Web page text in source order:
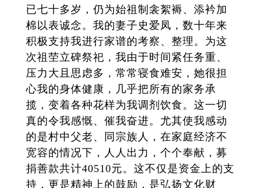
已七十多岁，仍为始祖制衾絮褥、添衿加
棉以表诚念。我的妻子史爱凤，数十年来
积极支持我进行家谱的考察、整理。为这
次祖茔立碑祭祀，我由于时间紧任务重、
压力大且思虑多，常常寝食难安，她很担
心我的身体健康，几乎把所有的家务承
揽，变着各种花样为我调剂饮食。这一切
真的令我感慨、催我奋进。尤其使我感动
的是村中父老、同宗族人，在家庭经济不
宽容的情况下，人人出力，个个奉献，募
捐善款共计40510元。这不仅是资金上的支
持，更是精神上的鼓励，是弘扬文化财